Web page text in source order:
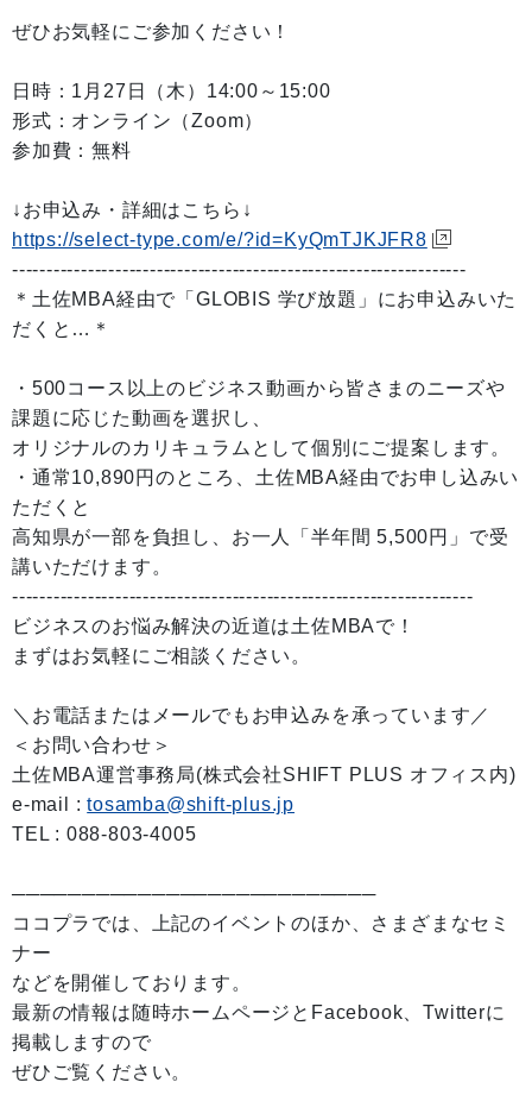
ぜひお気軽にご参加ください！
日時：1月27日（木）14:00～15:00
形式：オンライン（Zoom）
参加費：無料
↓お申込み・詳細はこちら↓
https://select-type.com/e/?id=KyQmTJKJFR8
------------------------------------------------------------------
＊土佐MBA経由で「GLOBIS 学び放題」にお申込みいた
だくと…＊
・500コース以上のビジネス動画から皆さまのニーズや
課題に応じた動画を選択し、
オリジナルのカリキュラムとして個別にご提案します。
・通常10,890円のところ、土佐MBA経由でお申し込みい
ただくと
高知県が一部を負担し、お一人「半年間 5,500円」で受
講いただけます。
-------------------------------------------------------------------
ビジネスのお悩み解決の近道は土佐MBAで！
まずはお気軽にご相談ください。
＼お電話またはメールでもお申込みを承っています／
＜お問い合わせ＞
土佐MBA運営事務局(株式会社SHIFT PLUS オフィス内)
e-mail :tosamba@shift-plus.jp
TEL : 088-803-4005
──────────────────────────
ココプラでは、上記のイベントのほか、さまざまなセミ
ナー
などを開催しております。
最新の情報は随時ホームページとFacebook、Twitterに
掲載しますので
ぜひご覧ください。